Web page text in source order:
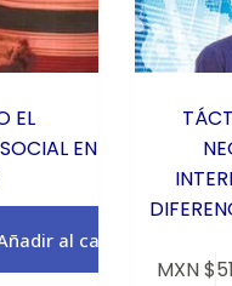
EL
EN
al carrito
MXN $